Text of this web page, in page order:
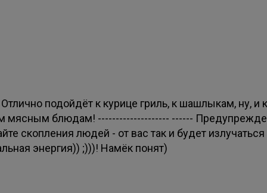
подойдёт к курице гриль, к шашлыкам, ну, и
мясным блюдам! -------------------- ------
скопления людей - от вас так и будет излучаться
энергия)) ;)))! Намёк понят)